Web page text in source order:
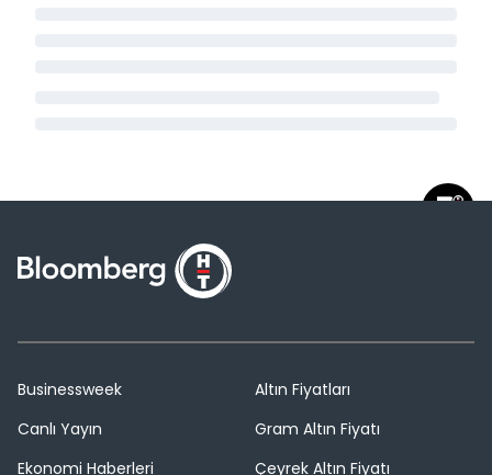
Businessweek
Canlı Yayın
Ekonomi Haberleri
Altın Fiyatları
Gram Altın Fiyatı
Çeyrek Altın Fiyatı